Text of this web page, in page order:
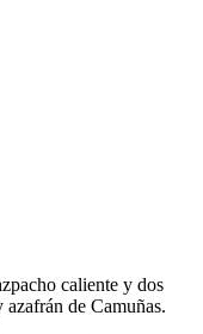
caliente y dos
de Camuñas.